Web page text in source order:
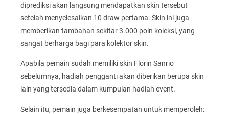
diprediksi akan langsung mendapatkan skin tersebut
setelah menyelesaikan 10 draw pertama. Skin ini juga
memberikan tambahan sekitar 3.000 poin koleksi, yang
sangat berharga bagi para kolektor skin.
Apabila pemain sudah memiliki skin Florin Sanrio
sebelumnya, hadiah pengganti akan diberikan berupa skin
lain yang tersedia dalam kumpulan hadiah event.
Selain itu, pemain juga berkesempatan untuk memperoleh: